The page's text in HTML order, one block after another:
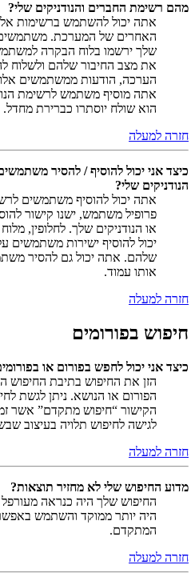
מהם רשימת החברים והנודניקים שלי?
אתה יכול להשתמש ברשימות
האחרים של המערכת.
שלך ירשמו בלוח הבקרה
את מצב החיבור שלהם ולשלוח
הערכה, הודעות ממשתמשים אלו
אתה מוסיף משתמש לרשימת
הוא שולח יוסתרו כברירת מחדל.
חזרה למעלה
כיצד אני יכול להוסיף / להסיר
הנודניקים שלי?
אתה יכול להוסיף משתמשים
פרופיל משתמש, ישנו קישור
או הנודניקים שלך. לחלופין,
יכול להוסיף ישירות משתמשים
שלהם. אתה יכול גם להסיר
אותו עמוד.
חזרה למעלה
חיפוש בפורומים
כיצד אני יכול לחפש בפורום או
הזן את החיפוש בתיבת החיפוש
הפורום או הנושא. ניתן לגשת
הקישור “חיפוש מתקדם” אשר
לגישה לחיפוש תלויה בעיצוב
חזרה למעלה
מדוע החיפוש שלי לא מחזיר תוצאות?
החיפוש שלך היה כנראה מעורפל
היה יותר ממוקד והשתמש
המתקדם.
חזרה למעלה